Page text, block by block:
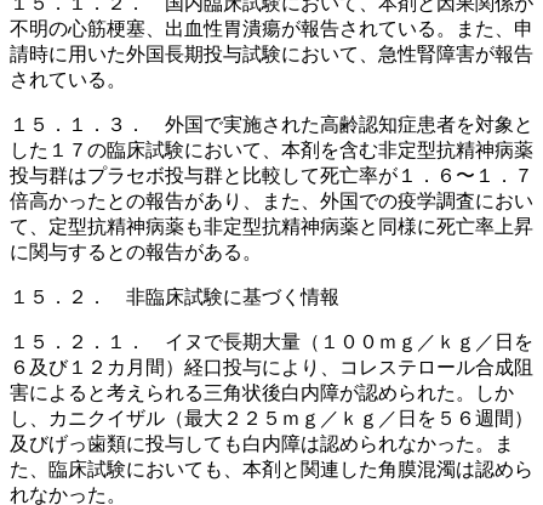
不明の心筋梗塞、出血性胃潰瘍が報告されている。また、申
請時に用いた外国長期投与試験において、急性腎障害が報告
されている。
１５．１．３． 外国で実施された高齢認知症患者を対象と
した１７の臨床試験において、本剤を含む非定型抗精神病薬
投与群はプラセボ投与群と比較して死亡率が１．６〜１．７
倍高かったとの報告があり、また、外国での疫学調査におい
て、定型抗精神病薬も非定型抗精神病薬と同様に死亡率上昇
に関与するとの報告がある。
１５．２． 非臨床試験に基づく情報
１５．２．１． イヌで長期大量（１００ｍｇ／ｋｇ／日を
６及び１２カ月間）経口投与により、コレステロール合成阻
害によると考えられる三角状後白内障が認められた。しか
し、カニクイザル（最大２２５ｍｇ／ｋｇ／日を５６週間）
及びげっ歯類に投与しても白内障は認められなかった。ま
た、臨床試験においても、本剤と関連した角膜混濁は認めら
れなかった。